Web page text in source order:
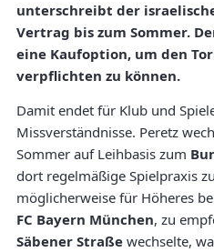
unterschreibt der
Vertrag bis zum Sommer.
eine Kaufoption, um den
verpflichten zu können.
Damit endet für Klub und
Missverständnisse. Peretz
Sommer auf Leihbasis zum
dort regelmäßige Spielpraxis
möglicherweise für Höheres
FC Bayern München, zu
Säbener Straße wechselte,